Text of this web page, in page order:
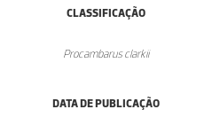
CLASSIFICAÇÃO
Procambarus clarkii
DATA DE PUBLICAÇÃO